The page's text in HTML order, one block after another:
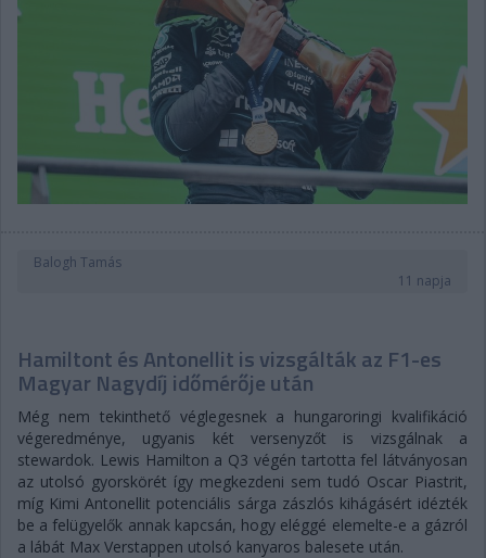
Balogh Tamás
11 napja
Hamiltont és Antonellit is vizsgálták az F1-es
Magyar Nagydíj időmérője után
Még nem tekinthető véglegesnek a hungaroringi kvalifikáció
végeredménye, ugyanis két versenyzőt is vizsgálnak a
stewardok. Lewis Hamilton a Q3 végén tartotta fel látványosan
az utolsó gyorskörét így megkezdeni sem tudó Oscar Piastrit,
míg Kimi Antonellit potenciális sárga zászlós kihágásért idézték
be a felügyelők annak kapcsán, hogy eléggé elemelte-e a gázról
a lábát Max Verstappen utolsó kanyaros balesete után.